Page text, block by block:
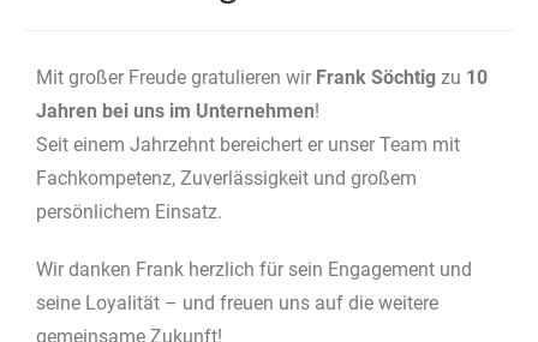
Mit großer Freude gratulieren wir Frank Söchtig zu 10
Jahren bei uns im Unternehmen!
Seit einem Jahrzehnt bereichert er unser Team mit
Fachkompetenz, Zuverlässigkeit und großem
persönlichem Einsatz.
Wir danken Frank herzlich für sein Engagement und
seine Loyalität – und freuen uns auf die weitere
gemeinsame Zukunft!